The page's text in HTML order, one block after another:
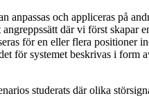
anpassas och appliceras på
där vi först skapar
för en eller flera positioner
för systemet beskrivas i form
studerats där olika